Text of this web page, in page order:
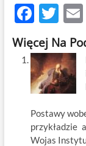
F
ac
e
b
o
o
k
T
w
itt
er
Więcej Na
Postawy
Wojas